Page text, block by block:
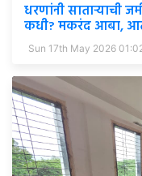
धरणांनी साताऱ्याची
कधी? मकरंद आबा,
Sun 17th May 2026